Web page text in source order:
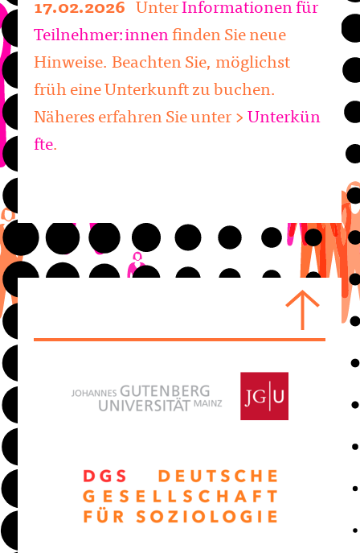
17.02.2026 UnterInformationen für
Teilnehmer:innenfinden Sie neue
Hinweise. Beachten Sie, möglichst
früh eine Unterkunft zu buchen.
Näheres erfahren Sie unter > Unterkün
fte.